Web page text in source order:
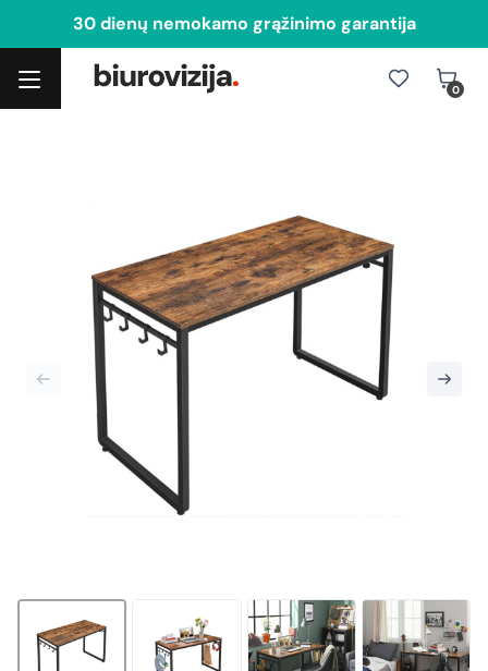
30 dienų nemokamo grąžinimo garantija
0